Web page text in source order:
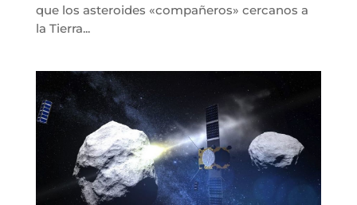
que los asteroides «compañeros» cercanos a
la Tierra...